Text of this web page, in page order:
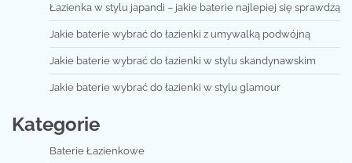
Łazienka w stylu japandi – jakie baterie najlepiej się sprawdzą
Jakie baterie wybrać do łazienki z umywalką podwójną
Jakie baterie wybrać do łazienki w stylu skandynawskim
Jakie baterie wybrać do łazienki w stylu glamour
Kategorie
Baterie Łazienkowe